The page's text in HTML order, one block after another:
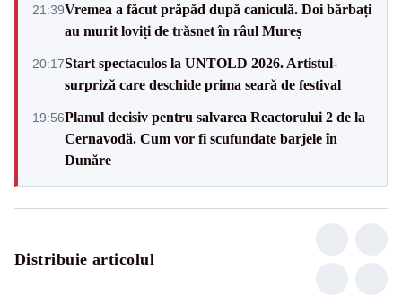
21:39Vremea a făcut prăpăd după caniculă. Doi bărbați
au murit loviți de trăsnet în râul Mureș
20:17Start spectaculos la UNTOLD 2026. Artistul-
surpriză care deschide prima seară de festival
19:56Planul decisiv pentru salvarea Reactorului 2 de la
Cernavodă. Cum vor fi scufundate barjele în
Dunăre
Distribuie articolul